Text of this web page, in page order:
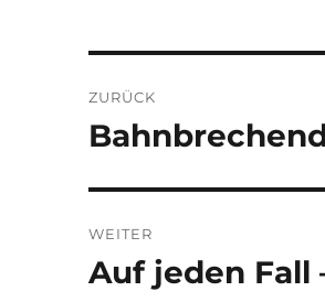
ZURÜCK
Vorheriger
WEITER
Nächster
Auf jeden Fall